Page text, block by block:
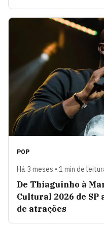
POP
Há 3 meses • 1 min de
De Thiaguinho à
Cultural 2026 de
de atrações